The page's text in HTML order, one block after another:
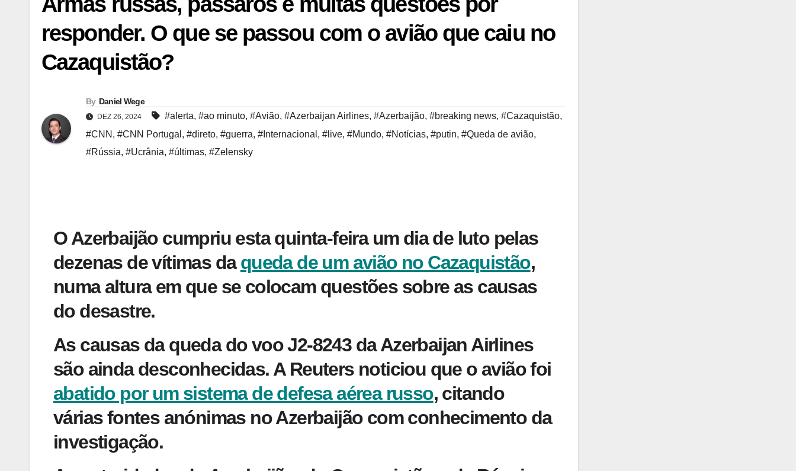
responder. O que se passou com o avião que caiu no
Cazaquistão?
By Daniel Wege
DEZ 26, 2024 #alerta, #ao minuto, #Avião, #Azerbaijan Airlines, #Azerbaijão, #breaking news, #Cazaquistão,
#CNN , #CNN Portugal , #direto, #guerra, #Internacional , #live, #Mundo, #Notícias, #putin, #Queda de avião,
#Rússia, #Ucrânia, #últimas, #Zelensky
O Azerbaijão cumpriu esta quinta-feira um dia de luto pelas
dezenas de vítimas daqueda de um avião no Cazaquistão,
numa altura em que se colocam questões sobre as causas
do desastre.
As causas da queda do voo J2-8243 da Azerbaijan Airlines
são ainda desconhecidas. A Reuters noticiou que o avião foi
abatido por um sistema de defesa aérea russo, citando
várias fontes anónimas no Azerbaijão com conhecimento da
investigação.